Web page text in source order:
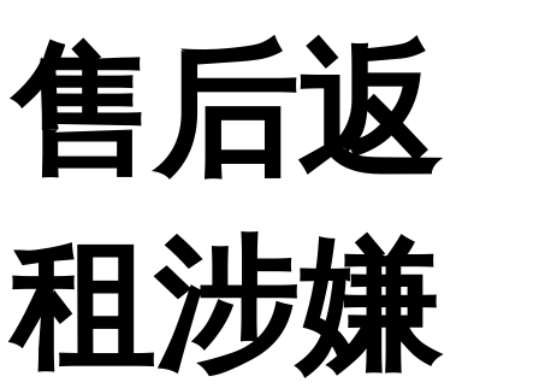
售后返
租涉嫌